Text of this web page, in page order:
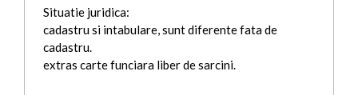
Situatie juridica:
cadastru si intabulare, sunt diferente fata de
cadastru.
extras carte funciara liber de sarcini.